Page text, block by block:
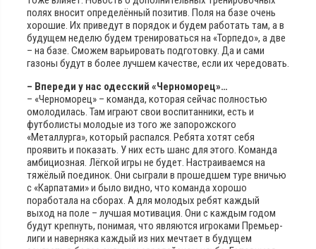
полях вносит определённый позитив. Поля на базе очень
хорошие. Их приведут в порядок и будем работать там, а в
будущем неделю будем тренироваться на «Торпедо», а две
– на базе. Сможем варьировать подготовку. Да и сами
газоны будут в более лучшем качестве, если их чередовать.
– Впереди у нас одесский «Черноморец»…
– «Черноморец» – команда, которая сейчас полностью
омолодилась. Там играют свои воспитанники, есть и
футболисты молодые из того же запорожского
«Металлурга», который распался. Ребята хотят себя
проявить и показать. У них есть шанс для этого. Команда
амбициозная. Лёгкой игры не будет. Настраиваемся на
тяжёлый поединок. Они сыграли в прошедшем туре вничью
с «Карпатами» и было видно, что команда хорошо
поработала на сборах. А для молодых ребят каждый
выход на поле – лучшая мотивация. Они с каждым годом
будут крепнуть, понимая, что являются игроками Премьер-
лиги и наверняка каждый из них мечтает в будущем